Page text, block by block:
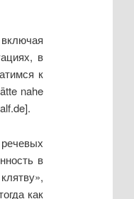
в
к
nahe
в
как